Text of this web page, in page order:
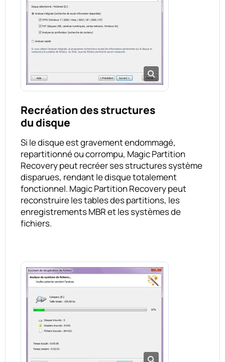
Recréation des structures
du disque
Si le disque est gravement endommagé,
repartitionné ou corrompu, Magic Partition
Recovery peut recréer ses structures système
disparues, rendant le disque totalement
fonctionnel. Magic Partition Recovery peut
reconstruire les tables des partitions, les
enregistrements MBR et les systèmes de
fichiers.